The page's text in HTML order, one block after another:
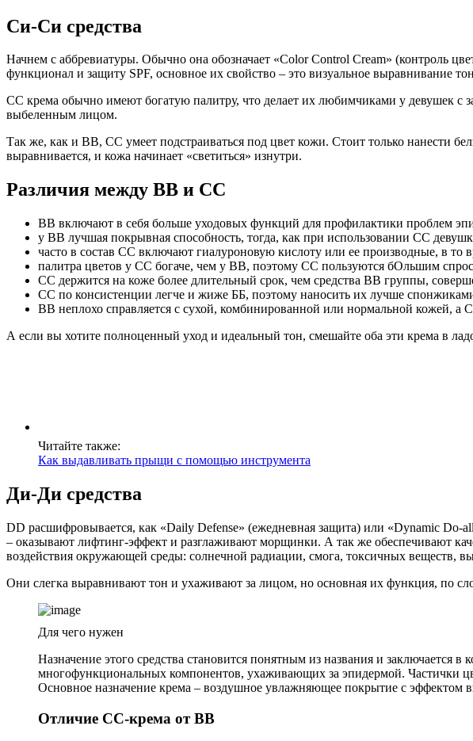
Си-Си средства
Начнем с аббревиатуры. Обычно она обозначает «Color Control Cream» (контроль
функционал и защиту SPF, основное их свойство – это визуальное выравнивание
CC крема обычно имеют богатую палитру, что делает их любимчиками у девушек с
выбеленным лицом.
Так же, как и BB, CC умеет подстраиваться под цвет кожи. Стоит только нанести
выравнивается, и кожа начинает «светиться» изнутри.
Различия между ВВ и СС
BB включают в себя больше уходовых функций для профилактики проблем
у BB лучшая покрывная способность, тогда, как при использовании СС
часто в состав СС включают гиалуроновую кислоту или ее производные, в то
палитра цветов у СС богаче, чем у BB, поэтому СС пользуются бОльшим
СС держится на коже более длительный срок, чем средства BB группы,
СС по консистенции легче и жиже ББ, поэтому наносить их лучше
ВВ неплохо справляется с сухой, комбинированной или нормальной кожей,
А если вы хотите полноценный уход и идеальный тон, смешайте оба эти крема в
Читайте также:
Как выдавливать прыщи с помощью инструмента
Ди-Ди средства
DD расшифровывается, как «Daily Defense» (ежедневная защита) или «Dynamic
– оказывают лифтинг-эффект и разглаживают морщинки. А так же обеспечивают
воздействия окружающей среды: солнечной радиации, смога, токсичных веществ,
Они слегка выравнивают тон и ухаживают за лицом, но основная их функция, по
Для чего нужен
Назначение этого средства становится понятным из названия и заключается
многофункциональных компонентов, ухаживающих за эпидермой. Частички
Основное назначение крема – воздушное увлажняющее покрытие с эффектом
Отличие СС-крема от ВВ